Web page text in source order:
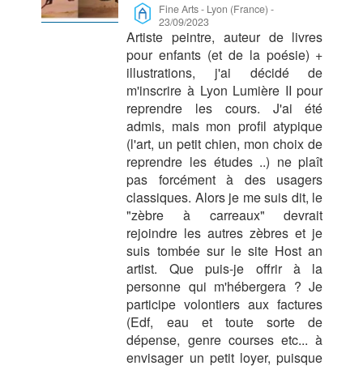
Fine Arts- Lyon (France) -
23/09/2023
Artiste peintre, auteur de livres
pour enfants (et de la poésie) +
illustrations, j'ai décidé de
m'inscrire à Lyon Lumière II pour
reprendre les cours. J'ai été
admis, mais mon profil atypique
(l'art, un petit chien, mon choix de
reprendre les études ..) ne plaît
pas forcément à des usagers
classiques. Alors je me suis dit, le
"zèbre à carreaux" devrait
rejoindre les autres zèbres et je
suis tombée sur le site Host an
artist. Que puis-je offrir à la
personne qui m'hébergera ? Je
participe volontiers aux factures
(Edf, eau et toute sorte de
dépense, genre courses etc... à
envisager un petit loyer, puisque